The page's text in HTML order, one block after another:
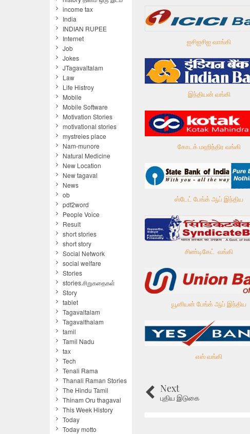
ஐசிஐசிஐ வாங்கி
இந்தியன் வங்கி
கோடக் மஹிந்திர வங்கி
ஸ்டேட் பேங்க் ஆப் இந்திய
சிண்டிகேட் வங்கி
யூனியன் பேங்க் ஆப் இந்திய
எஸ் வங்கி
Next
புதிய இடுகை
income tax
India
INDIAN RUPEE
Internet
Job
Jokes
JTagavaltalam
Law
Life Histroy
Mobile
Mobile Software
Motivation Stories
motivational stories
mystreies place
Nam-munore
Natural Medicine
New Location
New tagaval
News
ob
pdf2word
People Voice
Result
short stories
short story
Social Network
social welfare
Stories
stories.சிறுகதைகள்
Story
tablet
Tagavaltalam
Tagavalthalam
tamil
Tamil Nadu
tax
Tech
Tenali Rama
Thanali Raman Stories
The Hindu Tamil
Thinam Oru thagaval
This Week History
Today
Today motto